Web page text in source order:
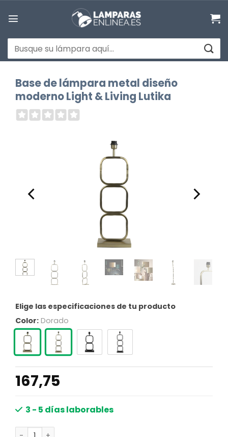
Buscar
por:
Base de lámpara metal diseño
moderno Light & Living Lutika
Elige las especificaciones de tu producto
Color: Dorado
167,75
3 - 5 días laborables
Base de lámpara metal diseño moderno Light & Living